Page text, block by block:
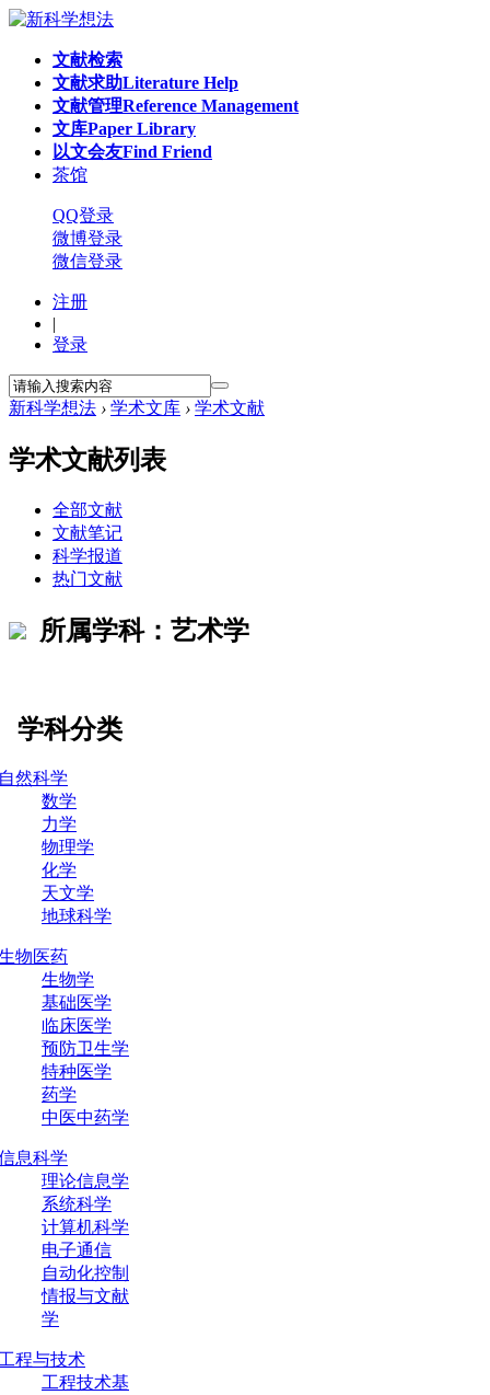
文献检索
文献求助Literature Help
文献管理Reference Management
文库Paper Library
以文会友Find Friend
茶馆
QQ登录
微博登录
微信登录
注册
|
登录
新科学想法 › 学术文库 › 学术文献
学术文献列表
全部文献
文献笔记
科学报道
热门文献
所属学科：艺术学
科分类
然科学
数学
力学
物理学
化学
天文学
地球科学
物医药
生物学
基础医学
临床医学
预防卫生学
特种医学
药学
中医中药学
息科学
理论信息学
系统科学
计算机科学
电子通信
自动化控制
情报与文献
学
程与技术
工程技术基